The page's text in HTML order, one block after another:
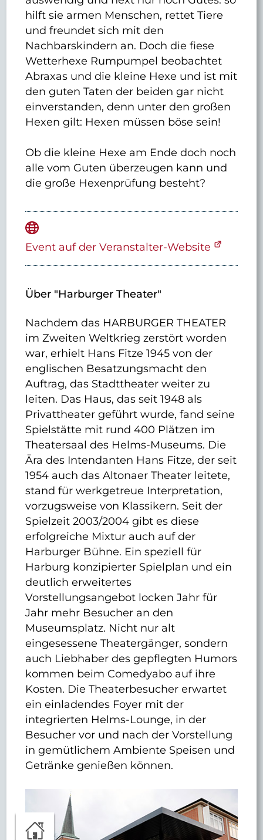
hilft sie armen Menschen, rettet Tiere
und freundet sich mit den
Nachbarskindern an. Doch die fiese
Wetterhexe Rumpumpel beobachtet
Abraxas und die kleine Hexe und ist mit
den guten Taten der beiden gar nicht
einverstanden, denn unter den großen
Hexen gilt: Hexen müssen böse sein!
Ob die kleine Hexe am Ende doch noch
alle vom Guten überzeugen kann und
die große Hexenprüfung besteht?
Event auf der Veranstalter-Website
Über "Harburger Theater"
Nachdem das HARBURGER THEATER
im Zweiten Weltkrieg zerstört worden
war, erhielt Hans Fitze 1945 von der
englischen Besatzungsmacht den
Auftrag, das Stadttheater weiter zu
leiten. Das Haus, das seit 1948 als
Privattheater geführt wurde, fand seine
Spielstätte mit rund 400 Plätzen im
Theatersaal des Helms-Museums. Die
Ära des Intendanten Hans Fitze, der seit
1954 auch das Altonaer Theater leitete,
stand für werkgetreue Interpretation,
vorzugsweise von Klassikern. Seit der
Spielzeit 2003/2004 gibt es diese
erfolgreiche Mixtur auch auf der
Harburger Bühne. Ein speziell für
Harburg konzipierter Spielplan und ein
deutlich erweitertes
Vorstellungsangebot locken Jahr für
Jahr mehr Besucher an den
Museumsplatz. Nicht nur alt
eingesessene Theatergänger, sondern
auch Liebhaber des gepflegten Humors
kommen beim Comedyabo auf ihre
Kosten. Die Theaterbesucher erwartet
ein einladendes Foyer mit der
integrierten Helms-Lounge, in der
Besucher vor und nach der Vorstellung
in gemütlichem Ambiente Speisen und
Getränke genießen können.